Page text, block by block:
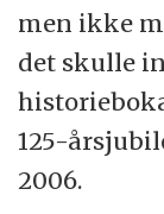
men ikke
det skulle
125-
2006.